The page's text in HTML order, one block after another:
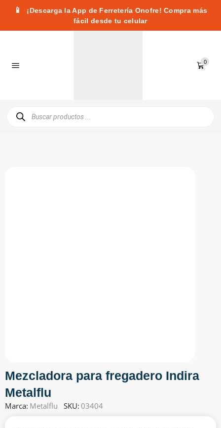
📱
¡Descarga la App de Ferretería Onofre! Compra más
fácil desde tu celular
0
Mezcladora para fregadero Indira
Metalflu
Marca: Metalflu SKU: 03404